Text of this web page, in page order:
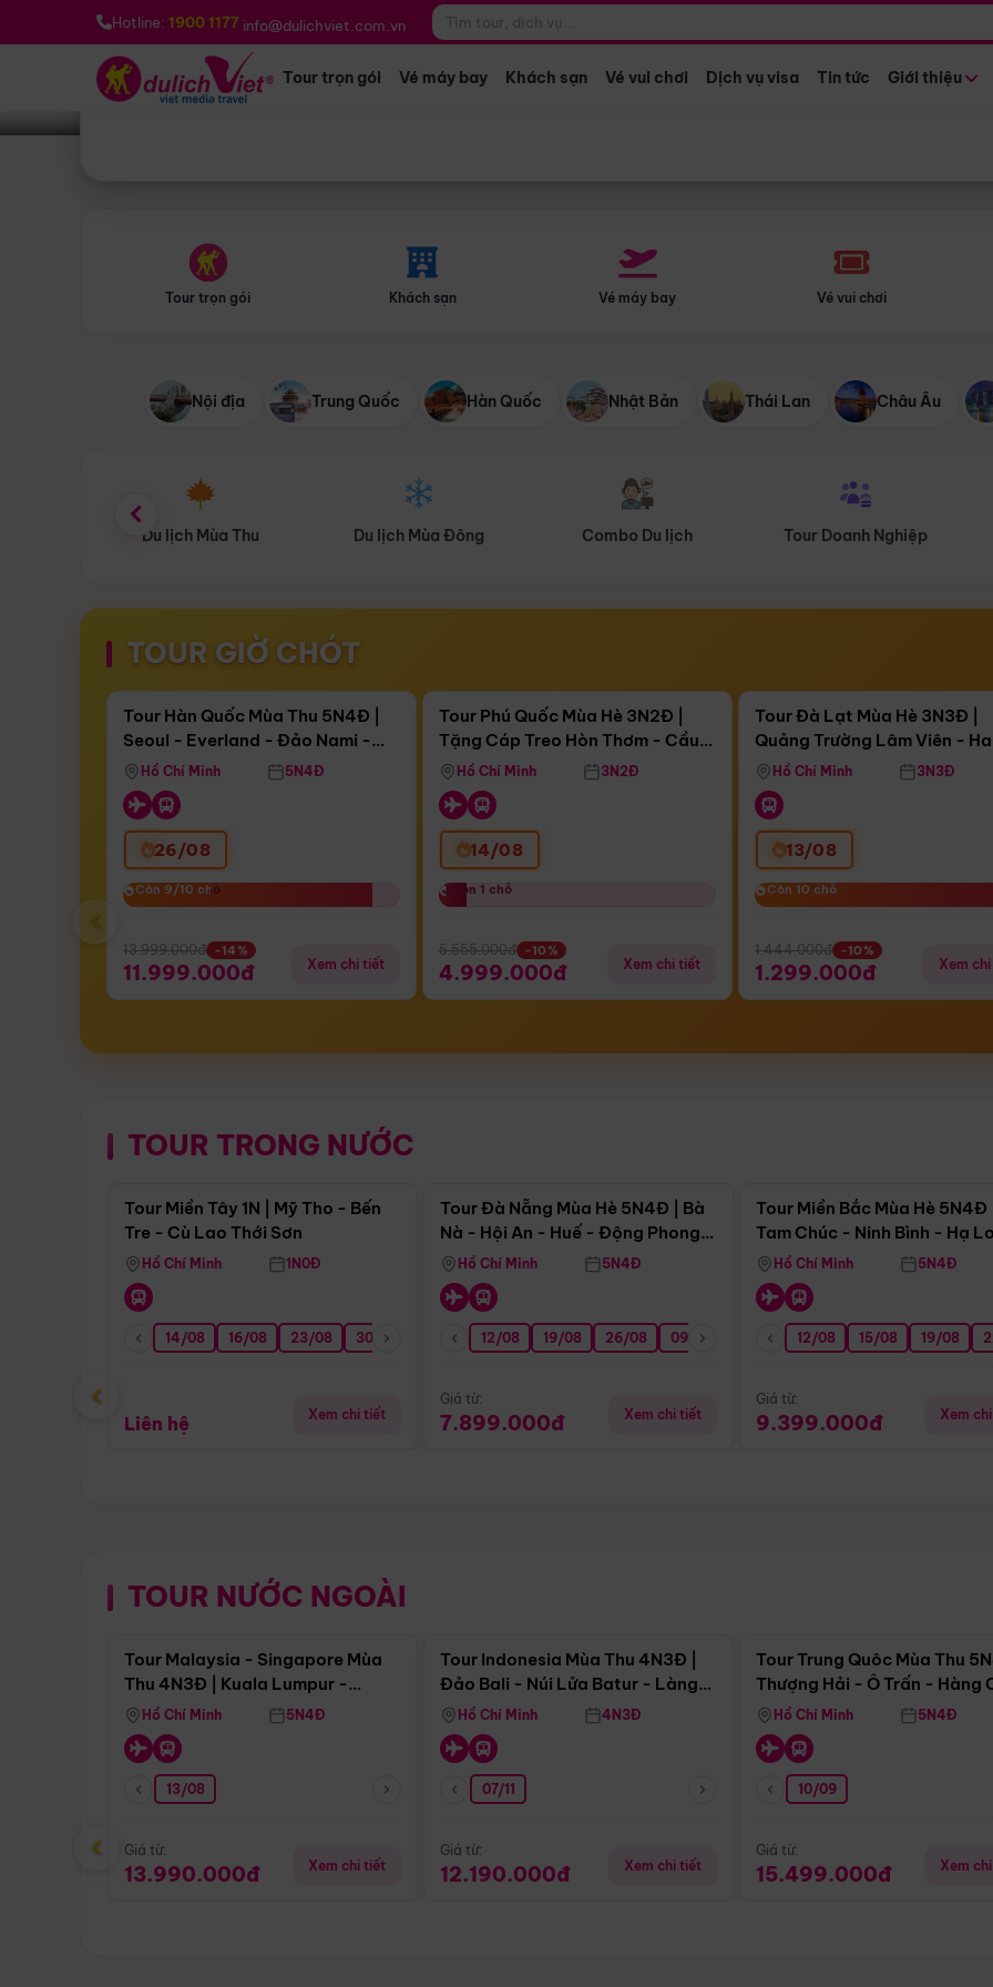
Hotline: 1900 1177 info@dulichviet.com.vn
Tour trọn gói Vé máy bay Khách sạn Vé vui chơi Dịch vụ visa Tin tức Giới thiệu
Bạn muốn đi đâu? *
Tour trọn gói Khách sạn Vé máy bay Vé vui chơi
Nội địa Trung Quốc Hàn Quốc Nhật Bản Thái Lan Châu Âu
Du lịch Mùa Đông Combo Du lịch Tour Doanh Nghiệp Du lịch Hành Hương
TOUR GIỜ CHÓT
Còn17 ngày 11:22:25
Bay Sun Phuquoc Airways
Điểm nổi bật
Tour Hàn Quốc Mùa Thu 5N4Đ |
Seoul - Everland - Đảo Nami -
Tháp Namsan (Bay Sun Phuquoc
Airways)
Hồ Chí Minh 5N4Đ
26/08
Còn 9/10 chỗ
Còn 9/10 chỗ
13.999.000đ -14%
11.999.000đ Xem chi tiết
Còn05 ngày 11:22:25
Tặng Cáp Treo Hòn Thơm
Tour Phú Quốc Mùa Hè 3N2Đ |
Tặng Cáp Treo Hòn Thơm - Cầu
Hôn - Công Viên Nước Aquatopia
Hồ Chí Minh 3N2Đ
14/08
Còn 1 chỗ
Còn 1 chỗ
5.555.000đ -10%
4.999.000đ Xem chi tiết
Còn04 ngày 11:22:25
Tour Đà Lạt Mùa Hè 3N3Đ |
Quảng Trường Lâm Viên -
Hill - Puppy Farm
Hồ Chí Minh 3N3Đ
13/08
Còn 10 chỗ
Còn 10 chỗ
1.444.000đ -10%
1.299.000đ Xem
‹
TOUR TRONG NƯỚC
Điểm nổi bật
Tour Miền Tây 1N | Mỹ Tho - Bến
Tre - Cù Lao Thới Sơn
Hồ Chí Minh 1N0Đ
14/08 16/08 23/08 30/08 06/09 13/09 20/09 27/09
Liên hệ Xem chi tiết
Tour Đà Nẵng Mùa Hè 5N4Đ | Bà
Nà - Hội An - Huế - Động Phong
NhaHồ Chí Minh 5N4Đ
12/08 19/08 26/08 09/09 16/09 23/09 30/09 07/10
Giá từ:
7.899.000đ Xem chi tiết
Tour Miền Bắc Mùa Hè 5N4Đ |
Tam Chúc - Ninh Bình - Hạ
Hồ Chí Minh 5N4Đ
12/08 15/08 19/08
Giá từ:
9.399.000đ Xem
‹
TOUR NƯỚC NGOÀI
Điểm nổi bật
Tour Malaysia - Singapore Mùa
Thu 4N3Đ | Kuala Lumpur -
Malacca - Johor Baru -
Singapore
Hồ Chí Minh 5N4Đ
13/08
Giá từ:
13.990.000đ Xem chi tiết
Tour Indonesia Mùa Thu 4N3Đ |
Đảo Bali - Núi Lửa Batur - Làng
Penglipuran
Hồ Chí Minh 4N3Đ
07/11
Giá từ:
12.190.000đ Xem chi tiết
Tour Trung Quôc Mùa Thu
Thượng Hải - Ô Trấn - Hàng
(Tour Không Shopping)
Hồ Chí Minh 5N4Đ
10/09
Giá từ:
15.499.000đ Xem
‹